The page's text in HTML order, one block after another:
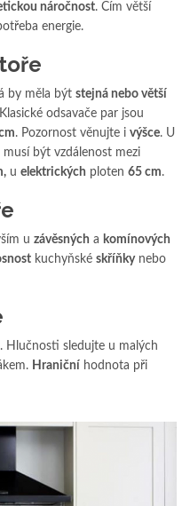
náročnost. Čím větší
energie.
by měla být stejná nebo větší
odsavače par jsou
. Pozornost věnujte i výšce. U
být vzdálenost mezi
u elektrických ploten 65 cm.
u závěsných a komínových
kuchyňské skříňkynebo
. Hlučnosti sledujte u malých
Hraniční hodnota při